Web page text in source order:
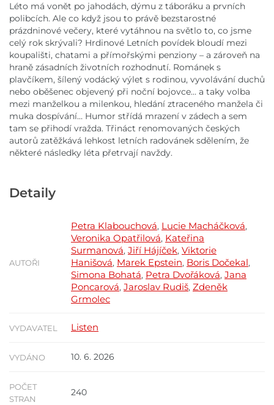
Léto má vonět po jahodách, dýmu z táboráku a prvních
polibcích. Ale co když jsou to právě bezstarostné
prázdninové večery, které vytáhnou na světlo to, co jsme
celý rok skrývali? Hrdinové Letních povídek bloudí mezi
koupališti, chatami a přímořskými penziony – a zároveň na
hraně zásadních životních rozhodnutí. Románek s
plavčíkem, šílený vodácký výlet s rodinou, vyvolávání duchů
nebo oběšenec objevený při noční bojovce… a taky volba
mezi manželkou a milenkou, hledání ztraceného manžela či
muka dospívání… Humor střídá mrazení v zádech a sem
tam se přihodí vražda. Třináct renomovaných českých
autorů zatěžkává lehkost letních radovánek sdělením, že
některé následky léta přetrvají navždy.
Detaily
AUTOŘI
Petra Klabouchová, Lucie Macháčková,
Veronika Opatřilová, Kateřina
Surmanová, Jiří Hájíček, Viktorie
Hanišová, Marek Epstein, Boris Dočekal,
Simona Bohatá, Petra Dvořáková, Jana
Poncarová, Jaroslav Rudiš, Zdeněk
Grmolec
VYDAVATEL Listen
VYDÁNO 10. 6. 2026
POČET
STRAN
240